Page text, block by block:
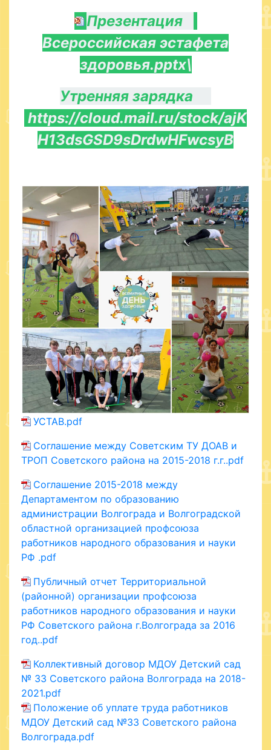
Презентация
Всероссийская эстафета
здоровья.pptx\
Утренняя зарядка
https://cloud.mail.ru/stock/ajK
H13dsGSD9sDrdwHFwcsyB
УСТАВ.pdf
Соглашение между Советским ТУ ДОАВ и
ТРОП Советского района на 2015-2018 г.г..pdf
Соглашение 2015-2018 между
Департаментом по образованию
администрации Волгограда и Волгоградской
областной организацией профсоюза
работников народного образования и науки
РФ .pdf
Публичный отчет Территориальной
(районной) организации профсоюза
работников народного образования и науки
РФ Советского района г.Волгограда за 2016
год..pdf
Коллективный договор МДОУ Детский сад
№ 33 Советского района Волгограда на 2018-
2021.pdf
Положение об уплате труда работников
МДОУ Детский сад №33 Советского района
Волгограда.pdf